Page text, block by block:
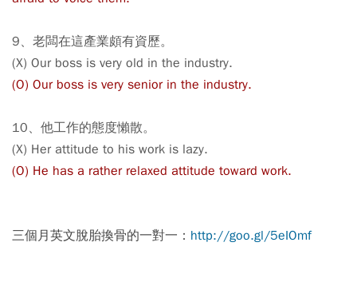
9、老闆在這產業頗有資歷。
(X) Our boss is very old in the industry.
(O) Our boss is very senior in the industry.
10、他工作的態度懶散。
(X) Her attitude to his work is lazy.
(O) He has a rather relaxed attitude toward work.
三個月英文脫胎換骨的一對一： http://goo.gl/5eIOmf